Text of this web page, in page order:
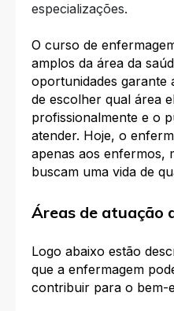
especializações.
O curso de
amplos da área da
oportunidades
de escolher qual área
profissionalmente e o
atender. Hoje, o
apenas aos enfermos,
buscam uma vida de
Áreas de atuação
Logo abaixo estão
que a enfermagem
contribuir para o bem-